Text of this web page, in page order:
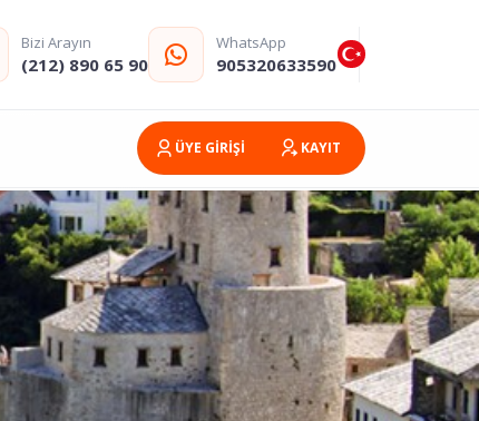
Bizi Arayın
(212) 890 65 90
WhatsApp
905320633590
ÜYE GİRİŞİ KAYIT